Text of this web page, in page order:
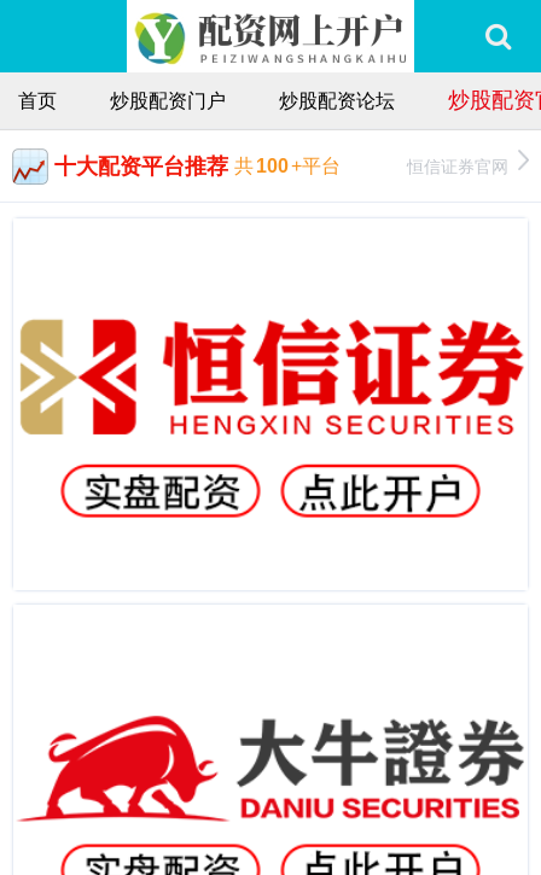
首页 炒股配资门户 炒股配资论坛 炒股配
十大配资平台推荐 共100+平台 恒信证券官网